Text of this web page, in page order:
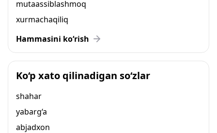
mutaassiblashmoq
xurmachaqiliq
Hammasini ko‘rish
Ko‘p xato qilinadigan so‘zlar
shahar
yabarg‘a
abjadxon